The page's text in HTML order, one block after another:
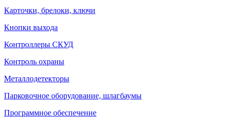
Карточки, брелоки, ключи
Кнопки выхода
Контроллеры СКУД
Контроль охраны
Металлодетекторы
Парковочное оборудование, шлагбаумы
Программное обеспечение